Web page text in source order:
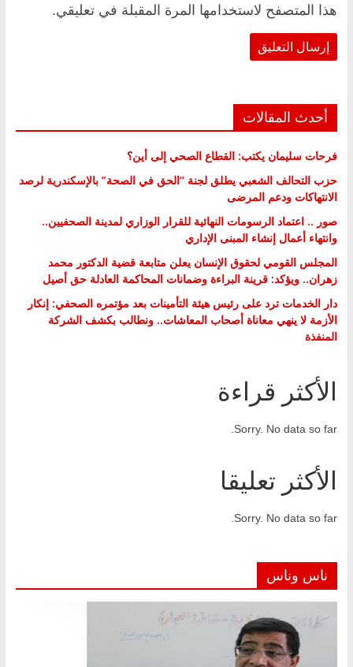
هذا المتصفح لاستخدامها المرة المقبلة في تعليقي.
أحدث المقالات
فرحات سليمان يكتب: القطاع الصحي إلى أين؟
حزب التحالف الشعبي يطلق لجنة “الحق في الصحة” بالإسكندرية لرصد
الانتهاكات ودعم المرضى
صور .. اعتماد الرسومات النهائية للقرار الوزاري لمدينة الصحفيين..
وانتهاء أعمال إنشاء المبنى الإداري
المجلس القومي لحقوق الإنسان يعلن متابعة قضية الدكتور محمد
زهران.. ويؤكد: قرينة البراءة وضمانات المحاكمة العادلة حق أصيل
دار الخدمات ترد على رئيس هيئة التأمينات بعد مؤتمره الصحفي: إنكار
الأزمة لا ينهي معاناة أصحاب المعاشات.. ونطالب بكشف الشركة
المنفذة
الأكثر قراءة
Sorry. No data so far.
الأكثر تعليقا
Sorry. No data so far.
ناس وناس